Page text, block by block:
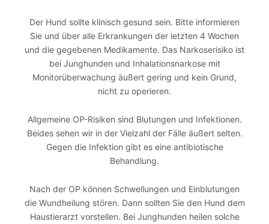
Der Hund sollte klinisch gesund sein. Bitte informieren
Sie und über alle Erkrankungen der letzten 4 Wochen
und die gegebenen Medikamente. Das Narkoserisiko ist
bei Junghunden und Inhalationsnarkose mit
Monitorüberwachung äußert gering und kein Grund,
nicht zu operieren.
Allgemeine OP-Risiken sind Blutungen und Infektionen.
Beides sehen wir in der Vielzahl der Fälle äußert selten.
Gegen die Infektion gibt es eine antibiotische
Behandlung.
Nach der OP können Schwellungen und Einblutungen
die Wundheilung stören. Dann sollten Sie den Hund dem
Haustierarzt vorstellen. Bei Junghunden heilen solche